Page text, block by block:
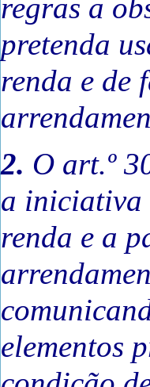
regras a
pretenda
renda e de
2. O art.º
a iniciativa
renda e a
elementos